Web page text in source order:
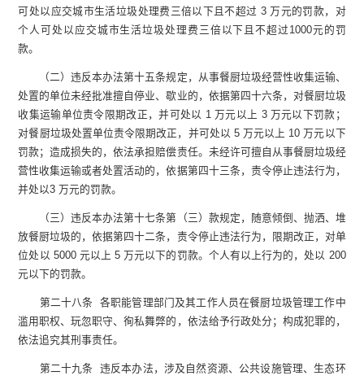
可处以应交城市生活垃圾处理费三倍以下且不超过 3 万元的罚款，对
个人可处以应交城市生活垃圾处理费三倍以下且不超过1000元的罚
款。
（二）违反本办法第十五条规定，从事餐厨垃圾经营性收集运输、
处置的单位未经批准擅自停业、歇业的，依据第四十六条，对餐厨垃圾
收集运输单位责令限期改正，并可处以 1 万元以上 3 万元以下罚款；
对餐厨垃圾处置单位责令限期改正，并可处以 5 万元以上 10 万元以下
罚款；造成损失的，依法承担赔偿责任。未经许可擅自从事餐厨垃圾经
营性收集运输或者处置活动的，依据第四十三条，责令停止违法行为，
并处以3 万元的罚款。
（三）违反本办法第十七条第（三）款规定，随意倾倒、抛洒、堆
放餐厨垃圾的，依据第四十二条，责令停止违法行为，限期改正，对单
位处以 5000 元以上 5 万元以下的罚款。个人有以上行为的，处以 200
元以下的罚款。
第二十八条 各职能管理部门及其工作人员在餐厨垃圾管理工作中
滥用职权、玩忽职守、徇私舞弊的，依法给予行政处分；构成犯罪的，
依法追究其刑事责任。
第二十九条 违反本办法，涉及自然资源、公共设施管理、生态环